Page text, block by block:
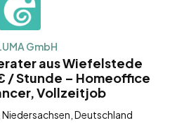
GmbH
aus Wiefelstede
/ Stunde – Homeoffice
Vollzeitjob
Deutschland